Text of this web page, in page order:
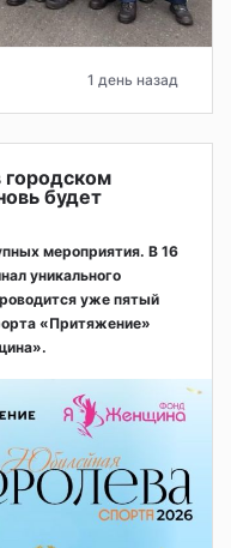
1 день назад
городском
будет
мероприятия. В 16
уникального
уже пятый
«Притяжение»